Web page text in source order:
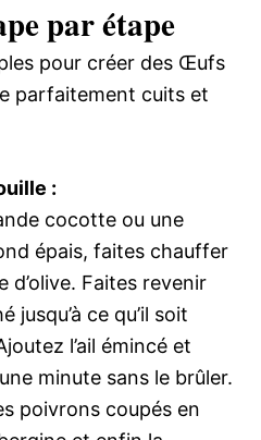
par étape
pour créer des Œufs
parfaitement cuits et
:
cocotte ou une
épais, faites chauffer
d’olive. Faites revenir
jusqu’à ce qu’il soit
l’ail émincé et
minute sans le brûler.
poivrons coupés en